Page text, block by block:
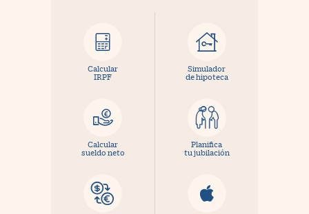
Calcular
IRPF
Simulador
de hipoteca
Calcular
sueldo neto
Planifica
tu jubilación